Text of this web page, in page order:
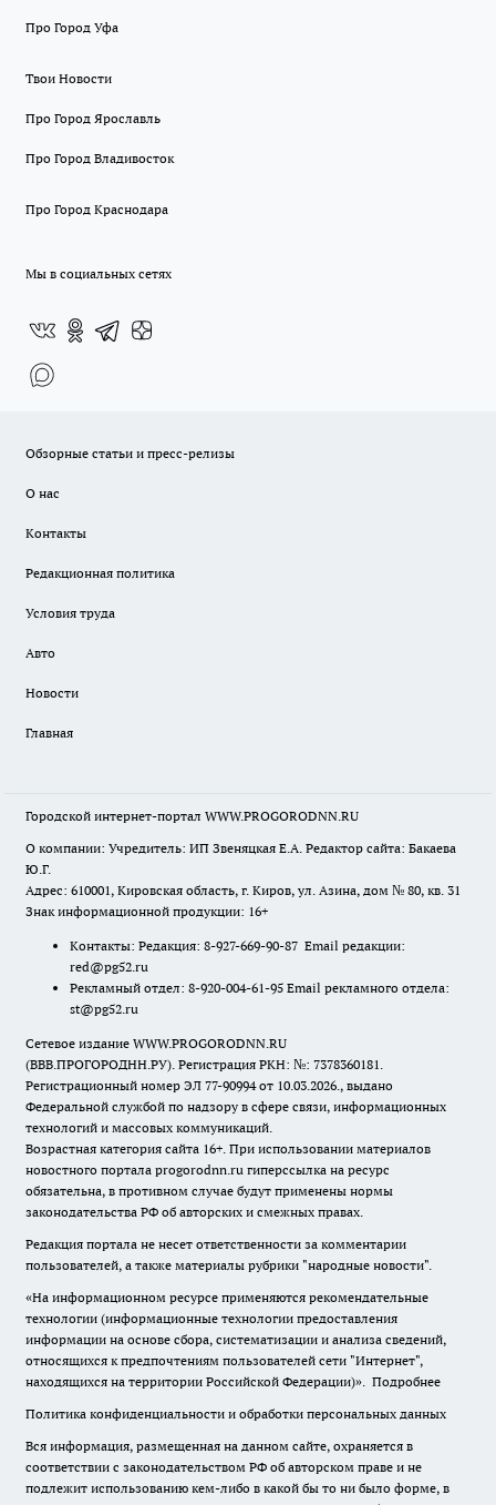
Про Город Уфа
Твои Новости
Про Город Ярославль
Про Город Владивосток
Про Город Краснодара
Мы в социальных сетях
Обзорные статьи и пресс-релизы
О нас
Контакты
Редакционная политика
Условия труда
Авто
Новости
Главная
Городской интернет-портал WWW.PROGORODNN.RU
О компании: Учредитель: ИП Звеняцкая Е.А. Редактор сайта: Бакаева
Ю.Г.
Адрес: 610001, Кировская область, г. Киров, ул. Азина, дом № 80, кв. 31
Знак информационной продукции: 16+
Контакты: Редакция: 8-927-669-90-87 Email редакции:
red@pg52.ru
Рекламный отдел: 8-920-004-61-95 Email рекламного отдела:
st@pg52.ru
Сетевое издание WWW.PROGORODNN.RU
(ВВВ.ПРОГОРОДНН.РУ). Регистрация РКН: №: 7378360181.
Регистрационный номер ЭЛ 77-90994 от 10.03.2026., выдано
Федеральной службой по надзору в сфере связи, информационных
технологий и массовых коммуникаций.
Возрастная категория сайта 16+. При использовании материалов
новостного портала progorodnn.ru гиперссылка на ресурс
обязательна, в противном случае будут применены нормы
законодательства РФ об авторских и смежных правах.
Редакция портала не несет ответственности за комментарии
пользователей, а также материалы рубрики "народные новости".
«На информационном ресурсе применяются рекомендательные
технологии (информационные технологии предоставления
информации на основе сбора, систематизации и анализа сведений,
относящихся к предпочтениям пользователей сети "Интернет",
находящихся на территории Российской Федерации)». Подробнее
Политика конфиденциальности и обработки персональных данных
Вся информация, размещенная на данном сайте, охраняется в
соответствии с законодательством РФ об авторском праве и не
подлежит использованию кем-либо в какой бы то ни было форме, в